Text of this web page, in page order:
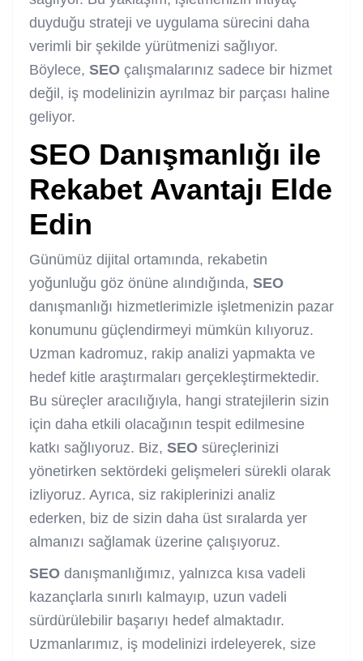
duyduğu strateji ve uygulama sürecini daha
verimli bir şekilde yürütmenizi sağlıyor.
Böylece, SEO çalışmalarınız sadece bir hizmet
değil, iş modelinizin ayrılmaz bir parçası haline
geliyor.
SEO Danışmanlığı ile
Rekabet Avantajı Elde
Edin
Günümüz dijital ortamında, rekabetin
yoğunluğu göz önüne alındığında, SEO
danışmanlığı hizmetlerimizle işletmenizin pazar
konumunu güçlendirmeyi mümkün kılıyoruz.
Uzman kadromuz, rakip analizi yapmakta ve
hedef kitle araştırmaları gerçekleştirmektedir.
Bu süreçler aracılığıyla, hangi stratejilerin sizin
için daha etkili olacağının tespit edilmesine
katkı sağlıyoruz. Biz, SEO süreçlerinizi
yönetirken sektördeki gelişmeleri sürekli olarak
izliyoruz. Ayrıca, siz rakiplerinizi analiz
ederken, biz de sizin daha üst sıralarda yer
almanızı sağlamak üzerine çalışıyoruz.
SEO danışmanlığımız, yalnızca kısa vadeli
kazançlarla sınırlı kalmayıp, uzun vadeli
sürdürülebilir başarıyı hedef almaktadır.
Uzmanlarımız, iş modelinizi irdeleyerek, size